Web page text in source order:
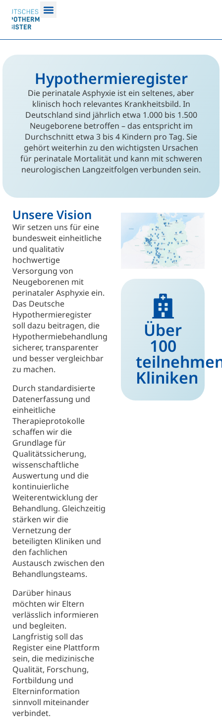
Hypothermieregister
Die perinatale Asphyxie ist ein seltenes, aber
klinisch hoch relevantes Krankheitsbild. In
Deutschland sind jährlich etwa 1.000 bis 1.500
Neugeborene betroffen – das entspricht im
Durchschnitt etwa 3 bis 4 Kindern pro Tag. Sie
gehört weiterhin zu den wichtigsten Ursachen
für perinatale Mortalität und kann mit schweren
neurologischen Langzeitfolgen verbunden sein.
Unsere Vision
Wir setzen uns für eine
bundesweit einheitliche
und qualitativ
hochwertige
Versorgung von
Neugeborenen mit
perinataler Asphyxie ein.
Das Deutsche
Hypothermieregister
soll dazu beitragen, die
Hypothermiebehandlung
sicherer, transparenter
und besser vergleichbar
zu machen.
Durch standardisierte
Datenerfassung und
einheitliche
Therapieprotokolle
schaffen wir die
Grundlage für
Qualitätssicherung,
wissenschaftliche
Auswertung und die
kontinuierliche
Weiterentwicklung der
Behandlung. Gleichzeitig
stärken wir die
Vernetzung der
beteiligten Kliniken und
den fachlichen
Austausch zwischen den
Behandlungsteams.
Darüber hinaus
möchten wir Eltern
verlässlich informieren
und begleiten.
Langfristig soll das
Register eine Plattform
sein, die medizinische
Qualität, Forschung,
Fortbildung und
Elterninformation
sinnvoll miteinander
verbindet.
Über
100
Kliniken